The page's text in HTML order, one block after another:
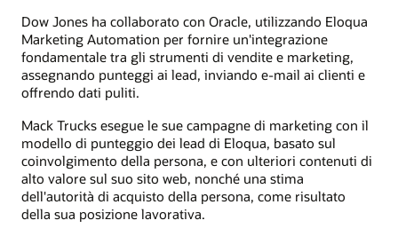
Dow Jones ha collaborato con Oracle, utilizzando Eloqua
Marketing Automation per fornire un'integrazione
fondamentale tra gli strumenti di vendite e marketing,
assegnando punteggi ai lead, inviando e-mail ai clienti e
offrendo dati puliti.
Mack Trucks esegue le sue campagne di marketing con il
modello di punteggio dei lead di Eloqua, basato sul
coinvolgimento della persona, e con ulteriori contenuti di
alto valore sul suo sito web, nonché una stima
dell'autorità di acquisto della persona, come risultato
della sua posizione lavorativa.